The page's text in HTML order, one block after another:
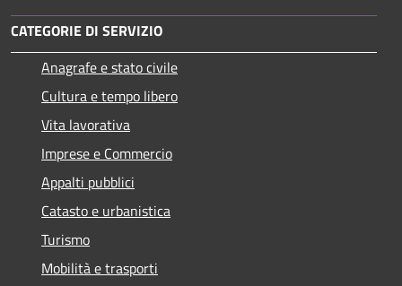
CATEGORIE DI SERVIZIO
Anagrafe e stato civile
Cultura e tempo libero
Vita lavorativa
Imprese e Commercio
Appalti pubblici
Catasto e urbanistica
Turismo
Mobilità e trasporti